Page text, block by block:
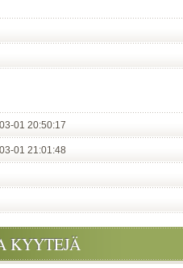
01 20:50:17
01 21:01:48
KYYTEJÄ